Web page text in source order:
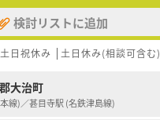
検討リストに追加
土日祝休み 土日休み(相談可含む)
大治町
線)／甚目寺駅 (名鉄津島線)